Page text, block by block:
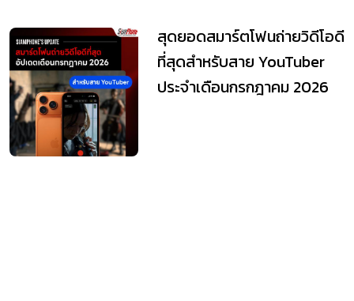
สุดยอดสมาร์ตโฟนถ่ายวิดีโอดี
ที่สุดสำหรับสาย YouTuber
ประจำเดือนกรกฎาคม 2026